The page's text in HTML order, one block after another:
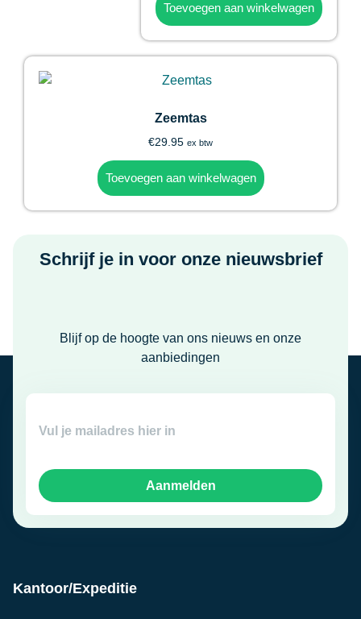
Toevoegen aan winkelwagen
Zeemtas
€29.95 ex btw
Toevoegen aan winkelwagen
Schrijf je in voor onze nieuwsbrief
Blijf op de hoogte van ons nieuws en onze
aanbiedingen
Aanmelden
Kantoor/Expeditie